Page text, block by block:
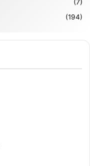
(7)
(194)